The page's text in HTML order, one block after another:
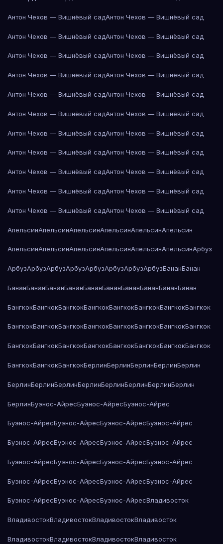
Антон Чехов — Вишнёвый садАнтон Чехов — Вишнёвый сад
Антон Чехов — Вишнёвый садАнтон Чехов — Вишнёвый сад
Антон Чехов — Вишнёвый садАнтон Чехов — Вишнёвый сад
Антон Чехов — Вишнёвый садАнтон Чехов — Вишнёвый сад
Антон Чехов — Вишнёвый садАнтон Чехов — Вишнёвый сад
Антон Чехов — Вишнёвый садАнтон Чехов — Вишнёвый сад
Антон Чехов — Вишнёвый садАнтон Чехов — Вишнёвый сад
Антон Чехов — Вишнёвый садАнтон Чехов — Вишнёвый сад
Антон Чехов — Вишнёвый садАнтон Чехов — Вишнёвый сад
Антон Чехов — Вишнёвый садАнтон Чехов — Вишнёвый сад
Антон Чехов — Вишнёвый садАнтон Чехов — Вишнёвый сад
АпельсинАпельсинАпельсинАпельсинАпельсинАпельсин
АпельсинАпельсинАпельсинАпельсинАпельсинАпельсинАрбуз
АрбузАрбузАрбузАрбузАрбузАрбузАрбузАрбузБананБанан
БананБананБананБананБананБананБананБананБананБанан
БангкокБангкокБангкокБангкокБангкокБангкокБангкокБангкок
БангкокБангкокБангкокБангкокБангкокБангкокБангкокБангкок
БангкокБангкокБангкокБангкокБангкокБангкокБангкокБангкок
БангкокБангкокБангкокБерлинБерлинБерлинБерлинБерлин
БерлинБерлинБерлинБерлинБерлинБерлинБерлинБерлин
БерлинБуэнос-АйресБуэнос-АйресБуэнос-Айрес
Буэнос-АйресБуэнос-АйресБуэнос-АйресБуэнос-Айрес
Буэнос-АйресБуэнос-АйресБуэнос-АйресБуэнос-Айрес
Буэнос-АйресБуэнос-АйресБуэнос-АйресБуэнос-Айрес
Буэнос-АйресБуэнос-АйресБуэнос-АйресБуэнос-Айрес
Буэнос-АйресБуэнос-АйресБуэнос-АйресВладивосток
ВладивостокВладивостокВладивостокВладивосток
ВладивостокВладивостокВладивостокВладивосток